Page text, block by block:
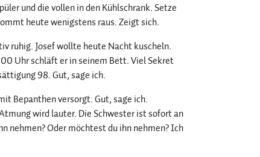
und die vollen in den Kühlschrank. Setze
heute wenigstens raus. Zeigt sich.
ruhig. Josef wollte heute Nacht kuscheln.
Uhr schläft er in seinem Bett. Viel Sekret
98. Gut, sage ich.
Bepanthen versorgt. Gut, sage ich.
wird lauter. Die Schwester ist sofort an
nehmen? Oder möchtest du ihn nehmen? Ich